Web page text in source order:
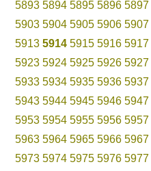
5893 5894 5895 5896 5897
5903 5904 5905 5906 5907
5913 5914 5915 5916 5917
5923 5924 5925 5926 5927
5933 5934 5935 5936 5937
5943 5944 5945 5946 5947
5953 5954 5955 5956 5957
5963 5964 5965 5966 5967
5973 5974 5975 5976 5977